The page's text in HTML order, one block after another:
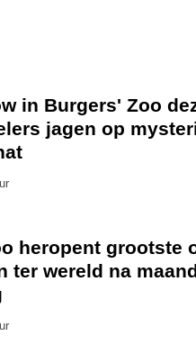
in Burgers' Zoo
jagen op
heropent grootste
ter wereld na